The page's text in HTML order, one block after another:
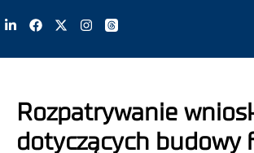
Rozpatrywanie
dotyczących budowy